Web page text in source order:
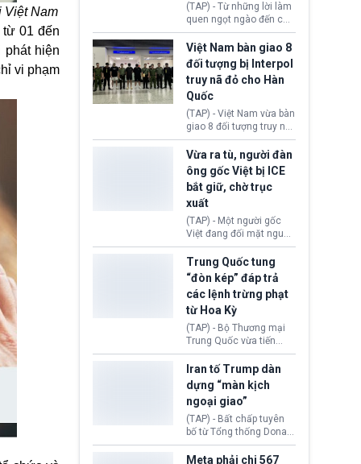
Việt Nam
từ 01 đến
phát hiện
vi phạm
(TAP) - Từ những lời làm
quen ngọt ngào đến các
“sàn vàng ảo”, bất động
sản trực tuyến cùng
đường dây đánh bạc quy
mô lớn, hai tổ chức tội
phạm xuyên quốc gia đã
dựng lên mạng lưới hoạt
động tại Việt Nam và
Lào, lôi kéo hàng nghìn
người tham gia, luân
chuyển dòng tiền qua
nhiều lớp tài khoản. Sau
hơn 2 tuần phối hợp truy
xét, lực lượng chức năng
hai nước đã bắt giữ 171
Việt Nam bàn giao 8
đối tượng bị Interpol
truy nã đỏ cho Hàn
Quốc
(TAP) - Việt Nam vừa bàn
giao 8 đối tượng truy nã
đỏ Interpol cho lực lượng
chức năng Hàn Quốc.
Nhóm này bị xác định
lừa đảo 619 nạn nhân,
chiếm đoạt hơn 17,7 tỷ
KRW.
Vừa ra tù, người đàn
ông gốc Việt bị ICE
bắt giữ, chờ trục
xuất
(TAP) - Một người gốc
Việt đang đối mặt nguy
cơ bị trục xuất khỏi Hoa
Kỳ sau khi đã chấp hành
xong bản án liên quan
đến tội ác từ hơn 30
năm trước tại California.
Trung Quốc tung
“đòn kép” đáp trả
các lệnh trừng phạt
từ Hoa Kỳ
(TAP) - Bộ Thương mại
Trung Quốc vừa tiến
hành áp đặt lệnh trừng
phạt lên hàng loạt thực
thể và siết chặt kiểm
soát xuất khẩu máy bay
không người lái (UAV)
sang Hoa Kỳ. Động thái
này nhằm đáp trả các
biện pháp hạn chế
thương mại, áp thuế mới
Iran tố Trump dàn
dựng “màn kịch
ngoại giao”
(TAP) - Bất chấp tuyên
bố từ Tổng thống Donald
Trump về tiến trình đàm
phán hòa bình, Iran
Meta phải chi 567